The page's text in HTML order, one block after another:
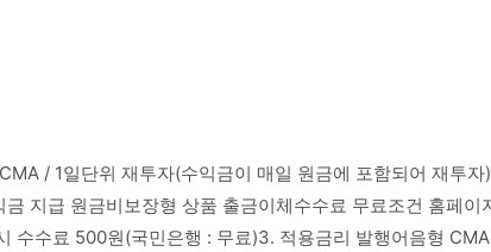
/ 1일단위 재투자(수익금이 매일 원금에 포함되어 재투
지급 원금비보장형 상품 출금이체수수료 무료조건 홈페이
수수료 500원(국민은행 : 무료)3. 적용금리 발행어음형